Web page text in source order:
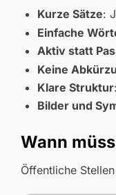
Kurze Sätze:
Einfache
Aktiv statt
Keine
Klare Struktur
Bilder und
Wann
Öffentliche